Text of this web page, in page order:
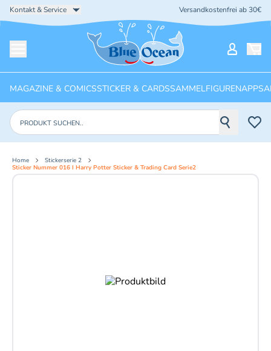
Kontakt & Service Versandkostenfrei ab 30€
Startseite
MAGAZINE & COMICSSTICKER & CARDSSAMMELFIGURENAPPS
Produkte suchen
Home
Stickerserie 2
Sticker Nummer 016 I Harry Potter Sticker & Trading Card Serie2